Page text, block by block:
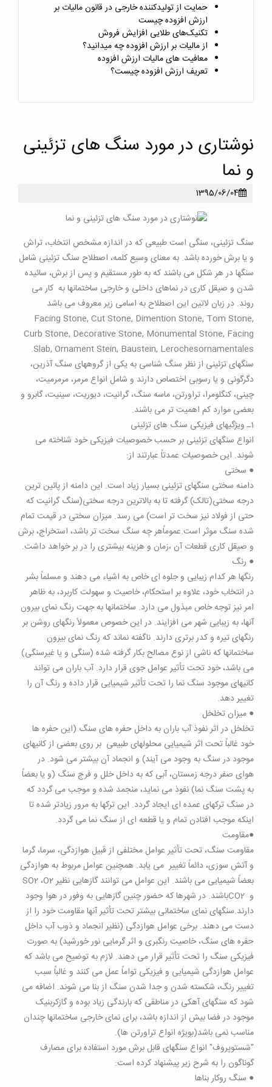
حمایت از تولیدکننده خارجی در قانون مالیات بر
ارزش افزوده چیست
تکنیک‌های طلایی افزایش فروش
از مالیات بر ارزش افزوده چه میدانید؟
معافیت های مالیات ارزش افزوده
تعریف ارزش افزوده چیست؟
نوشتاری در مورد سنگ های تزئینی
و نما
1395/06/04
سنگ تزئینی، سنگی است طبیعی که در اندازه مشخص انتخاب، تراش
و یا برش خورده باشد. به معنای وسیع کلمه، اصطلاح سنگ تزئینی شامل
سنگها در هر شکل می باشند که به طور مستقیم و پس از برش، سائیده
شدن و صیقل کاری در نماهای داخلی و خارجی ساختمانها به کار می
روند. در زبان لاتین این اصطلاح به اسامی زیر معروف می باشد
Facing Stone, Cut Stone, Dimention Stone, Tom Stone,
Curb Stone, Decorative Stone, Monumental Stone, Facing
Slab, Ornament Stein, Baustein, Lerochesornamentales.
سنگهای تزئینی از نظر سنگ شناسی به یکی از گروههای سنگ آذرین،
دگرگونی و یا رسوبی اختصاص دارند و شامل انواع مرمر، مرمرمیت،
چینی، کنگلومرا، تراورتن، ماسه سنگ، گرانیت، دیوریت، سینیت، گابرو و
بعضی موارد کم اهمیت تر می باشند.
1ـ ویژگیهای فیزیکی سنگ های تزئینی
انواع سنگهای تزئینی بر حسب خصوصیات فیزیکی خود شناخته می
شوند. این خصوصیات عمدتاً عبارتند از:
● سختی
دامنه سختی سنگهای تزئینی بسیار زیاد است. این دامنه از پائین ترین
درجه سختی(تالک) گرفته تا به بالاترین درجه سختی(سنگ گرانیت که
حتی از فولاد نیز سخت تر است) می رسد. میزان سختی در قیمت تمام
شده سنگ موثر است.عموماً‌هر چه سنگ سخت تر باشد، استخراج، برش
و صیقل کاری قطعات آن ،زمان و هزینه بیشتری را در بر خواهد داشت.
● رنگ
رنگها هر کدام زیبایی و جلوه ای خاص به اشیاء می دهند و مسلماً بشر
در انتخاب خود، علاوه بر استحکام، خاصیت و سهولت کاربرد، به ظاهر
امر نیز توجه خاص مبذول می دارد. ساختمانها به جهت رنگ نمای بیرون
آنها، به زیبایی شهر می افزایند. در این خصوص معمولاً رنگهای روشن بر
رنگهای تیره و کدر برتری دارند. ناگفته نماند که رنگ نمای بیرون
ساختمانها که ناشی از نوع مصالح بکار گرفته شده (سنگی و یا غیرسنگی)
می باشد، خود تحت تأثیر عوامل جوی قرار دارد. آب باران می تواند
کانیهای موجود سنگ نما را تحت تأثیر شیمیایی قرار داده و رنگ آن را
تغییر دهد.
● میزان تخلخل
تخلخل در اثر نفوذ آب باران به داخل حفره های سنگ (این حفره ها
خود غالباً تحت اثر شیمیایی محلولهای طبیعی بر روی بعضی از کانیهای
موجود در سنگ به وجود می آیند) و انجماد آن بیشتر می شود. در
هوای صفر درجه زمستان، آبی که به داخل خلل و فرج سنگ (و یا بعضاً
به پشت سنگ نما) نفوذ می نماید، منجمد شده و موجب می گردد که
در سنگ ترکهای عمده ای ایجاد گردد. این ترکها به مرور زیادتر شده تا
اینکه موجب افتادن تمام و یا قطعه ای از سنگ نما می گردد.
●مقاومت
مقاومت سنگ، تحت تأثیر عوامل مختلفی از قبیل هوازدگی، سرما، گرما
و آتش سوزی، دائماً تغییر می یابد. همچنین عوامل مربوط به هوازدگی
و CO2باشند. در شهرها که حضور چنین گازهایی به وفور در هوا وجود
دارند.سنگهای نمای ساختمانی بیشتر تحت تأثیر آنها مقاومت خود را از
دست می دهند. برخی عوامل هوازدگی (نظیر انجماد و ذوب آب داخل
حفره های سنگ، خاصیت رنگبری و اثر گرمایی نور خورشید) به صورت
فیزیکی سنگ را تحت تأثیر قرار می دهند. لازم به توضیح می باشد که
عوامل هوازدگی شیمیایی و فیزیکی تواماً عمل می کنند و غالباً سبب
تغییر رنگ، شکسته شدن و جدا شدن سنگ از بنا می شوند. اضافه می
شود که سنگهای آهکی در مناطقی که بارندگی زیاد بوده و گازکربنیک
موجود در فضا بیش از اندازه باشد، برای نمای خارجی ساختمانها چندان
مناسب نمی باشد(بویژه انواع تراورتن ها).
"شستوپروف" انواع سنگهای قابل برش مورد استفاده برای مصارف
گوناگون را به شرح زیر پیشنهاد کرده است:
● سنگ روکار بناها